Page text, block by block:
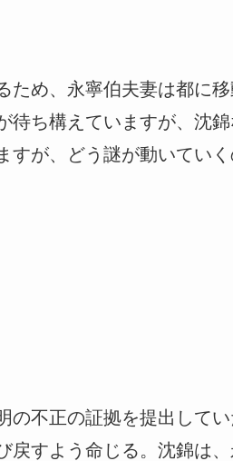
ため、永寧伯夫妻は都に
ち構えていますが、沈
が、どう謎が動いてい
の不正の証拠を提出して
戻すよう命じる。沈錦は